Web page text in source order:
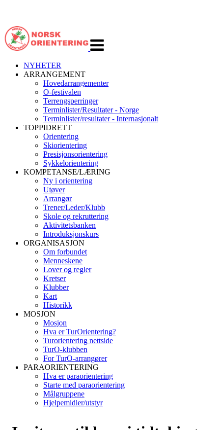
navigasjon
NYHETER
ARRANGEMENT
Hovedarrangementer
O-festivalen
Terrengsperringer
Terminlister/Resultater - Norge
Terminlister/resultater - Internasjonalt
TOPPIDRETT
Orientering
Skiorientering
Presisjonsorientering
Sykkelorientering
KOMPETANSE/LÆRING
Ny i orientering
Utøver
Arrangør
Trener/Leder/Klubb
Skole og rekruttering
Aktivitetsbanken
Introduksjonskurs
ORGANISASJON
Om forbundet
Menneskene
Lover og regler
Kretser
Klubber
Kart
Historikk
MOSJON
Mosjon
Hva er TurOrientering?
Turorientering nettside
TurO-klubben
For TurO-arrangører
PARAORIENTERING
Hva er paraorientering
Starte med paraorientering
Målgruppene
Hjelpemidler/utstyr